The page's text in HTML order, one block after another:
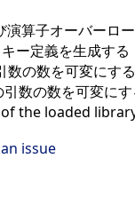
演算子オーバーロ
ー定義を生成する
数の数を可変にする
数の数を可変にす
the loaded
issue